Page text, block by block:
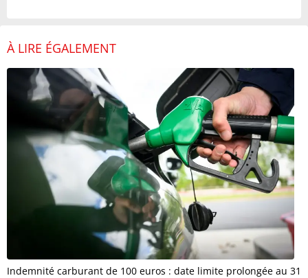
À LIRE ÉGALEMENT
Indemnité carburant de 100 euros : date limite prolongée au 31